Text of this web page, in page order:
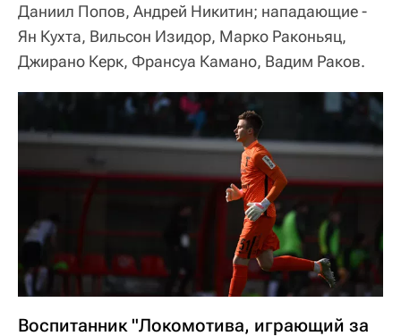
Даниил Попов, Андрей Никитин; нападающие -
Ян Кухта, Вильсон Изидор, Марко Раконьяц,
Джирано Керк, Франсуа Камано, Вадим Раков.
Воспитанник "Локомотива, играющий за